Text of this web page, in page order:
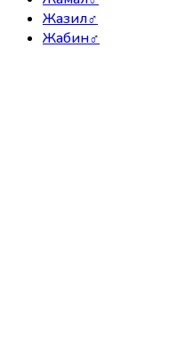
Жазил♂
Жабин♂